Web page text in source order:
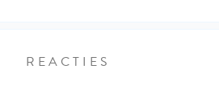
REACTIES